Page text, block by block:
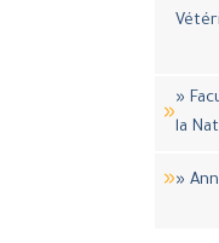
»
la
»